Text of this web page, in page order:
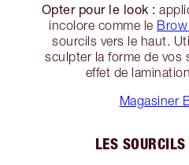
Opter pour le look :
incolore comme le
sourcils vers le haut.
sculpter la forme de vos
effet de
Magasiner
LES